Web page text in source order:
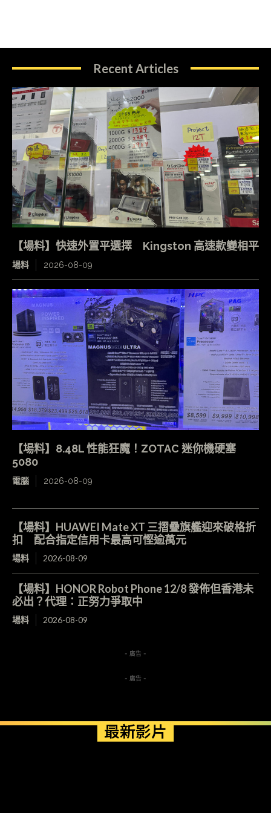
Recent Articles
【場料】快速外置平選擇 Kingston 高速款變相平
場料 2026-08-09
【場料】8.48L 性能狂魔！ZOTAC 迷你機硬塞
5080
電腦 2026-08-09
【場料】HUAWEI Mate XT 三摺疊旗艦迎來破格折
扣 配合指定信用卡最高可慳逾萬元
場料 2026-08-09
【場料】HONOR Robot Phone 12/8 發佈但香港未
必出？代理：正努力爭取中
場料 2026-08-09
- 廣告 -
- 廣告 -
最新影片